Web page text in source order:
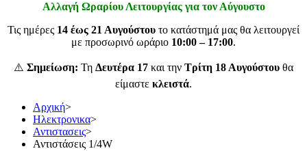
Αλλαγή Ωραρίου Λειτουργίας για τον Αύγουστο
Τις ημέρες 14 έως 21 Αυγούστου το κατάστημά μας θα λειτουργεί
με προσωρινό ωράριο 10:00 – 17:00.
⚠️ Σημείωση: Τη Δευτέρα 17 και την Τρίτη 18 Αυγούστου θα
είμαστε κλειστά.
Αρχική>
Ηλεκτρονικα>
Αντιστασεις>
Αντιστάσεις 1/4W